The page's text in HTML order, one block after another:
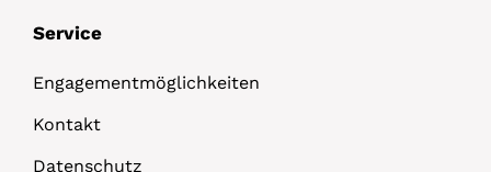
Service
Engagementmöglichkeiten
Kontakt
Datenschutz